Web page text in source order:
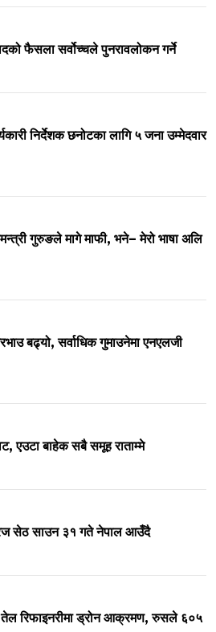
फैसला सर्वोच्चले पुनरावलोकन गर्ने
निर्देशक छनोटका लागि ५ जना उम्मेदवार
गुरुङले मागे माफी, भने– मेरो भाषा अलि
बढ्यो, सर्वाधिक गुमाउनेमा एनएलजी
एउटा बाहेक सबै समूह राताम्मे
सेठ साउन ३१ गते नेपाल आउँदै
तेल रिफाइनरीमा ड्रोन आक्रमण, रुसले ६०५